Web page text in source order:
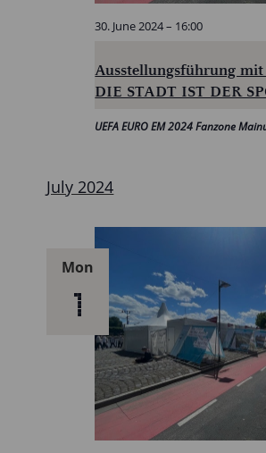
Ausstellungsführung
DIE STADT IST DER
30. June 2024 – 16:00
UEFA EURO EM 2024 Fanzone
July 2024
Mon
1